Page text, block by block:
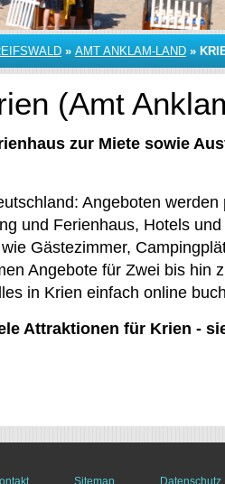
» AMT ANKLAM-LAND »
(Amt
zur Miete sowie
Angeboten
und Ferienhaus, Hotels
Gästezimmer,
Angebote für Zwei bis hin
in Krien einfach online
Attraktionen für Krien -
Sitemap Datenschutz